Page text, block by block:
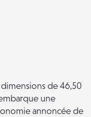
de 46,50
une
annoncée de